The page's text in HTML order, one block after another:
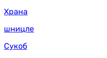
Храна
шницле
Сукоб